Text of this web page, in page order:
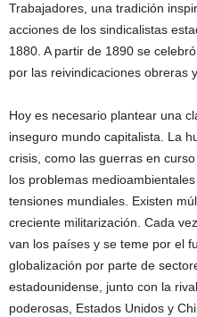
Trabajadores, una tradición
acciones de los sindicalistas
1880. A partir de 1890 se
por las reivindicaciones obreras
Hoy es necesario plantear una
inseguro mundo capitalista. La
crisis, como las guerras en
los problemas
tensiones mundiales. Existen
creciente militarización. Cada
van los países y se teme por el
globalización por parte de
estadounidense, junto con la
poderosas, Estados Unidos y